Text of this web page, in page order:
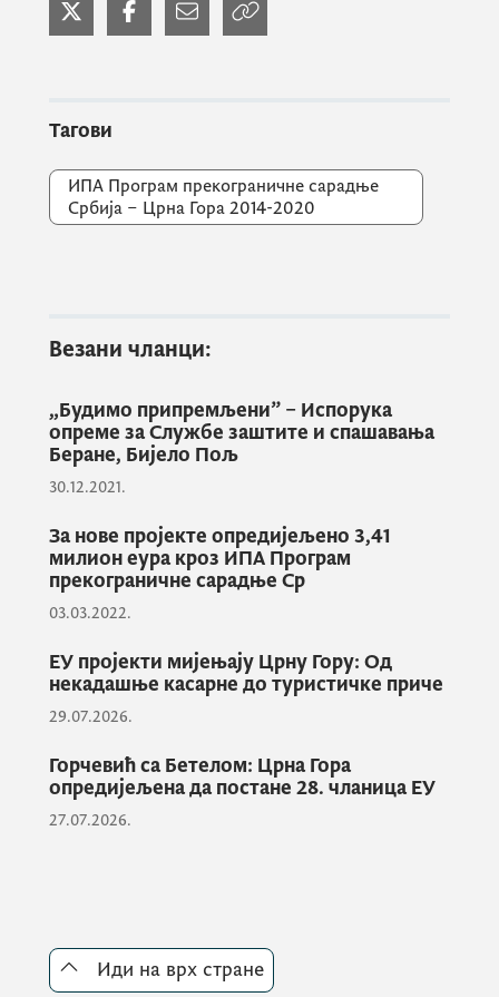
ватрогасним друштвима и основним
координаторкеБојан Вујовић
капацитети институција и служби из Црне
Горе и Србије које се баве заштитом и
спашавањем, превенцијом пожара и
посљедица, али и побољшана
информисаност становништва
прекограничне области о смањењу ризика
од непогода.
„Овај пројекат је само један од бројних
прекограничне сарадње, која представља
највидљивији израз заједничких напора
које државе европског простора
Тагови
ИПА Програм прекограничне сарадње
Србија – Црна Гора 2014-2020
Везани чланци:
„Будимо припремљени” – Испорука
опреме за Службе заштите и спашавања
Беране, Бијело Пољ
30.12.2021.
За нове пројекте опредијељено 3,41
милион еура кроз ИПА Програм
прекограничне сарадње Ср
03.03.2022.
ЕУ пројекти мијењају Црну Гору: Од
некадашње касарне до туристичке приче
29.07.2026.
Горчевић са Бетелом: Црна Гора
опредијељена да постане 28. чланица ЕУ
27.07.2026.
Иди на врх стране